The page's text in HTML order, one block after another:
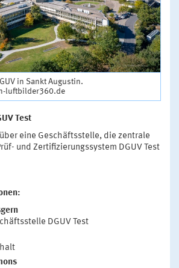
in Sankt Augustin.
luftbilder360.de
Test
über eine Geschäftsstelle, die zentrale
und Zertifizierungssystem DGUV Test
DGUV Test